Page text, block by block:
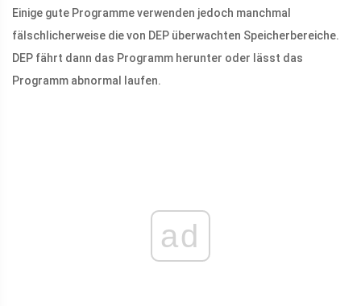
Einige gute Programme verwenden jedoch manchmal
fälschlicherweise die von DEP überwachten Speicherbereiche.
DEP fährt dann das Programm herunter oder lässt das
Programm abnormal laufen.
ad